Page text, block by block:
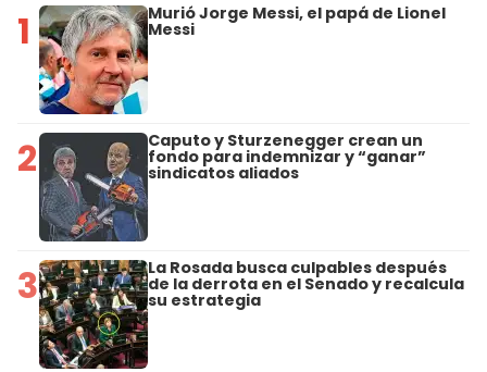
1 Murió Jorge Messi, el papá de Lionel
Messi
2 Caputo y Sturzenegger crean un
fondo para indemnizar y “ganar”
sindicatos aliados
3 La Rosada busca culpables después
de la derrota en el Senado y recalcula
su estrategia